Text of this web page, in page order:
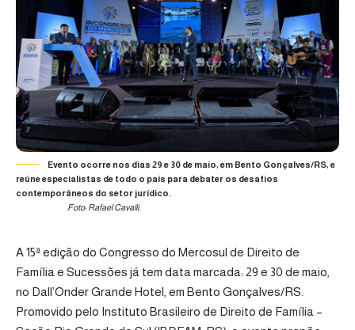
Evento ocorre nos dias 29 e 30 de maio, em Bento Gonçalves/RS, e
reúne especialistas de todo o país para debater os desafios
contemporâneos do setor jurídico.
Foto: Rafael Cavalli.
A 15ª edição do Congresso do Mercosul de Direito de
Família e Sucessões já tem data marcada: 29 e 30 de maio,
no Dall’Onder Grande Hotel, em Bento Gonçalves/RS.
Promovido pelo Instituto Brasileiro de Direito de Família –